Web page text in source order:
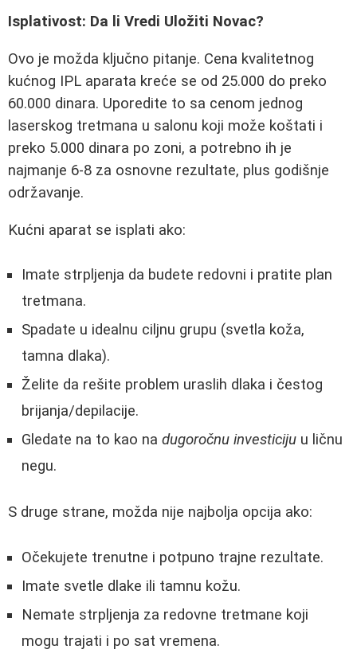
Isplativost: Da li Vredi Uložiti Novac?
Ovo je možda ključno pitanje. Cena kvalitetnog
kućnog IPL aparata kreće se od 25.000 do preko
60.000 dinara. Uporedite to sa cenom jednog
laserskog tretmana u salonu koji može koštati i
preko 5.000 dinara po zoni, a potrebno ih je
najmanje 6-8 za osnovne rezultate, plus godišnje
održavanje.
Kućni aparat se isplati ako:
Imate strpljenja da budete redovni i pratite plan
tretmana.
Spadate u idealnu ciljnu grupu (svetla koža,
tamna dlaka).
Želite da rešite problem uraslih dlaka i čestog
brijanja/depilacije.
Gledate na to kao na dugoročnu investiciju u ličnu
negu.
S druge strane, možda nije najbolja opcija ako:
Očekujete trenutne i potpuno trajne rezultate.
Imate svetle dlake ili tamnu kožu.
Nemate strpljenja za redovne tretmane koji
mogu trajati i po sat vremena.